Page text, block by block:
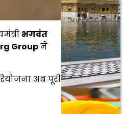
भगवंत
Groupने
अब पूरी